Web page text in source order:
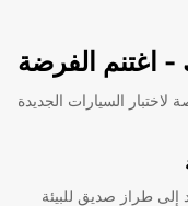
- اغتنم الفرضة
لاختبار السيارات الجديدة
طراز صديق للبيئة